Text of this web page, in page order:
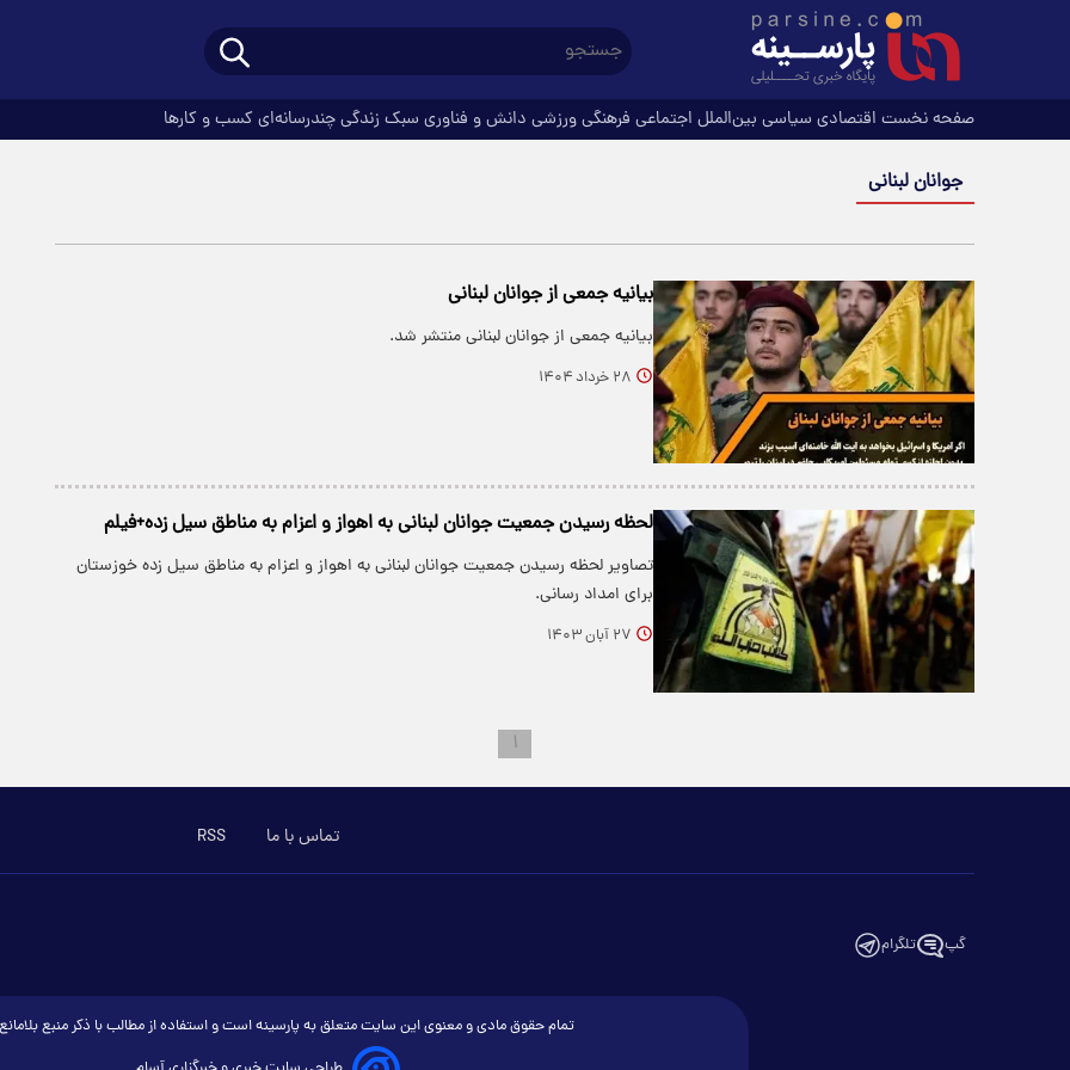
صفحه نخست اقتصادی سیاسی بین‌الملل اجتماعی فرهنگیورزشی دانش و فناوری سبک زندگیچندرسانه‌ای کسب و کارها
جوانان لبنانی
بیانیه جمعی از جوانان لبنانی
بیانیه جمعی از جوانان لبنانی منتشر شد.
۲۸ خرداد ۱۴۰۴
لحظه رسیدن جمعیت جوانان لبنانی به اهواز و اعزام به مناطق سیل زده+فیلم
تصاویر لحظه رسیدن جمعیت جوانان لبنانی به اهواز و اعزام به مناطق سیل زده خوزستان
برای امداد رسانی.
۲۷ آبان ۱۴۰۳
۱
تماس با ما RSS
گپ تلگرام
تمام حقوق مادی و معنوی این سایت متعلق به پارسینه است و استفاده از مطالب با ذکر منبع